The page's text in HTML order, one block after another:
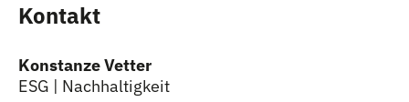
Kontakt
Konstanze Vetter
ESG | Nachhaltigkeit